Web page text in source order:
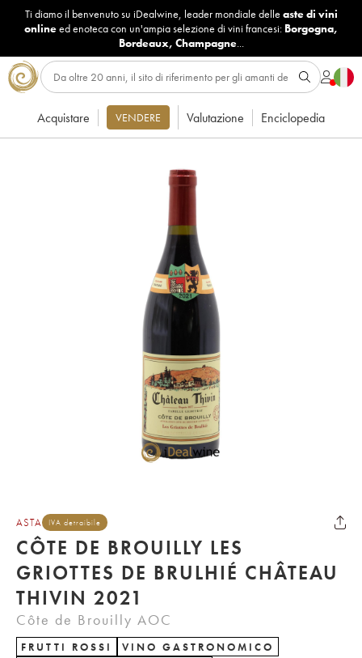
Ti diamo il benvenuto su iDealwine, leader mondiale delle aste di vini
onlineed enoteca con un'ampia selezione di vini francesi: Borgogna,
Bordeaux, Champagne...
Acquistare VENDERE Valutazione Enciclopedia
ASTA IVA detraibile
CÔTE DE BROUILLY LES
GRIOTTES DE BRULHIÉ CHÂTEAU
THIVIN 2021
Côte de Brouilly AOC
FRUTTI ROSSI
VINO GASTRONOMICO